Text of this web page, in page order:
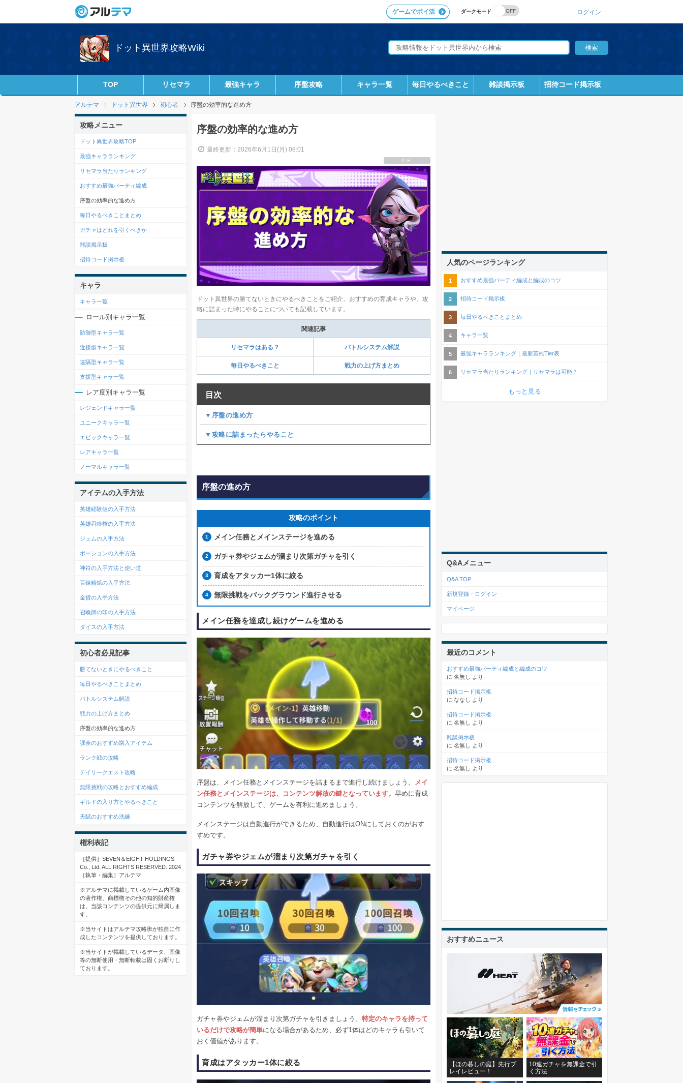
ダークモード
ゲームでポイ活 ログイン
ドット異世界攻略Wiki
TOP リセマラ 最強キャラ 序盤攻略 キャラ一覧 毎日やるべきこと 雑談掲示板 招待コード掲示板
アルテマ ドット異世界 初心者 序盤の効率的な進め方
序盤の効率的な進め方
最終更新：2026年6月1日(月) 08:01
PR
ドット異世界の勝てないときにやるべきことをご紹介。おすすめの育成キャラや、攻
略に詰まった時にやることについても記載しています。
関連記事
リセマラはある？ バトルシステム解説
毎日やるべきこと 戦力の上げ方まとめ
目次
▼序盤の進め方
▼攻略に詰まったらやること
序盤の進め方
攻略のポイント
メイン任務とメインステージを進める
ガチャ券やジェムが溜まり次第ガチャを引く
育成をアタッカー1体に絞る
無限挑戦をバックグラウンド進行させる
メイン任務を達成し続けゲームを進める
序盤は、メイン任務とメインステージを詰まるまで進行し続けましょう。 メイ
ン任務とメインステージは、コンテンツ解放の鍵となっています。 早めに育成
コンテンツを解放して、ゲームを有利に進めましょう。
メインステージは自動進行ができるため、自動進行はONにしておくのがおす
すめです。
ガチャ券やジェムが溜まり次第ガチャを引く
ガチャ券やジェムが溜まり次第ガチャを引きましょう。 特定のキャラを持って
いるだけで攻略が簡単になる場合があるため、必ず1体はどのキャラも引いて
おく価値があります。
育成はアタッカー1体に絞る
攻略メニュー
ドット異世界攻略TOP
最強キャラランキング
リセマラ当たりランキング
おすすめ最強パーティ編成
序盤の効率的な進め方
毎日やるべきことまとめ
ガチャはどれを引くべきか
雑談掲示板
招待コード掲示板
キャラ
キャラ一覧
ロール別キャラ一覧
防御型キャラ一覧
近接型キャラ一覧
遠隔型キャラ一覧
支援型キャラ一覧
レア度別キャラ一覧
レジェンドキャラ一覧
ユニークキャラ一覧
エピックキャラ一覧
レアキャラ一覧
ノーマルキャラ一覧
アイテムの入手方法
英雄経験値の入手方法
英雄召喚権の入手方法
ジェムの入手方法
ポーションの入手方法
神符の入手方法と使い道
百錬精鉱の入手方法
金貨の入手方法
召喚師の印の入手方法
ダイスの入手方法
初心者必見記事
勝てないときにやるべきこと
毎日やるべきことまとめ
バトルシステム解説
戦力の上げ方まとめ
序盤の効率的な進め方
課金のおすすめ購入アイテム
ランク戦の攻略
デイリークエスト攻略
無限挑戦の攻略とおすすめ編成
ギルドの入り方とやるべきこと
天賦のおすすめ洗練
権利表記
［提供］SEVEN＆EIGHT HOLDINGS
Co., Ltd. ALL RIGHTS RESERVED. 2024
［執筆・編集］アルテマ
※アルテマに掲載しているゲーム内画像
の著作権、商標権その他の知的財産権
は、当該コンテンツの提供元に帰属しま
す。
※当サイトはアルテマ攻略班が独自に作
成したコンテンツを提供しております。
※当サイトが掲載しているデータ、画像
等の無断使用・無断転載は固くお断りし
ております。
人気のページランキング
おすすめ最強パーティ編成と編成のコツ
招待コード掲示板
毎日やるべきことまとめ
キャラ一覧
最強キャラランキング｜最新英雄Tier表
リセマラ当たりランキング｜リセマラは可能？
もっと見る
Q&Aメニュー
Q&A TOP
新規登録・ログイン
マイページ
最近のコメント
おすすめ最強パーティ編成と編成のコツ
に 名無し より
招待コード掲示板
に ななし より
招待コード掲示板
に 名無し より
雑談掲示板
に 名無し より
招待コード掲示板
に 名無し より
おすすめニュース
【ほの暮しの庭】先行プ
レイレビュー！
10連ガチャを無課金で引
く方法